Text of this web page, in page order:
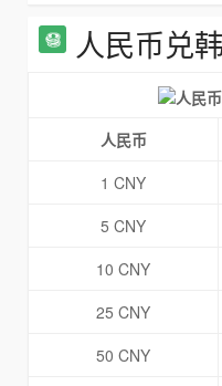
人民币兑
人民币
1 CNY
5 CNY
10 CNY
25 CNY
50 CNY